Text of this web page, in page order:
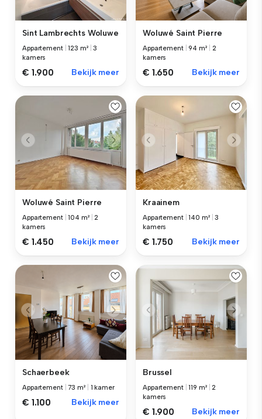
Sint Lambrechts Woluwe
Appartement |123 m² |3
kamers
€ 1.900 Bekijk meer
Woluwé Saint Pierre
Appartement |94 m²
2
kamers
€ 1.650 Bekijk meer
Woluwé Saint Pierre
Appartement |104 m² |2
kamers
€ 1.450 Bekijk meer
Kraainem
Appartement |140 m² |3
kamers
€ 1.750 Bekijk meer
Schaerbeek
Appartement |73 m² 1 kamer
€ 1.100 Bekijk meer
Brussel
Appartement |119 m²
2
kamers
€ 1.900 Bekijk meer